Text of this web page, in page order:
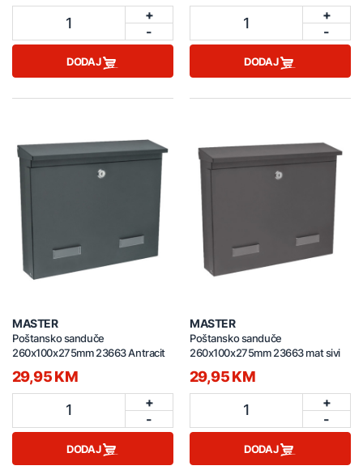
1
+
-
DODAJ
1
+
-
DODAJ
MASTER
Poštansko sanduče
260x100x275mm 23663 Antracit
29,95 KM
1
+
-
DODAJ
MASTER
Poštansko sanduče
260x100x275mm 23663 mat sivi
29,95 KM
1
+
-
DODAJ